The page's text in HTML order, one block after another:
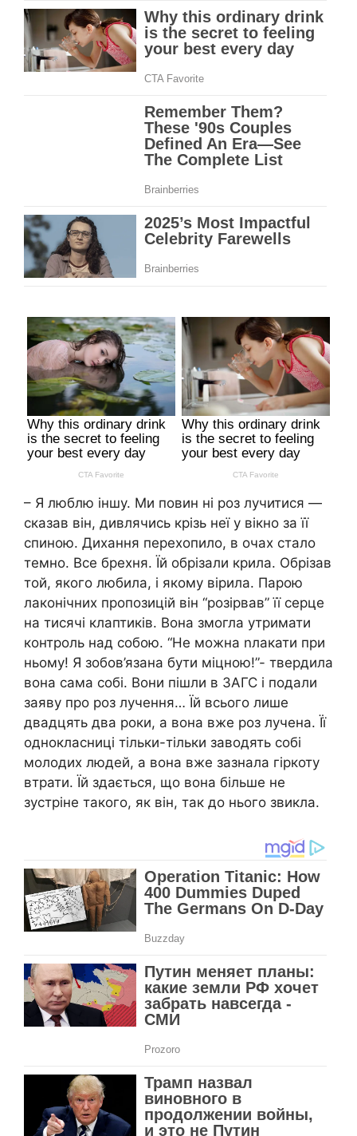
– Я люблю іншу. Ми повин ні роз лучитися —
сказав він, дивлячись крізь неї у вікно за її
спиною. Дихання перехопило, в очах стало
темно. Все брехня. Їй обрізали крила. Обрізав
той, якого любила, і якому вірила. Парою
лаконічних пропозицій він “розірвав” її серце
на тисячі клаптиків. Вона змогла утримати
контроль над собою. “Не можна nлакати при
ньому! Я зобов’язана бути міцною!”- твердила
вона сама собі. Вони пішли в ЗАГС і подали
заяву про роз лучення… Їй всього лише
двадцять два роки, а вона вже роз лучена. Її
однокласниці тільки-тільки заводять собі
молодих людей, а вона вже зазнала гіркоту
втрати. Їй здається, що вона більше не
зустріне такого, як він, так до нього звикла.